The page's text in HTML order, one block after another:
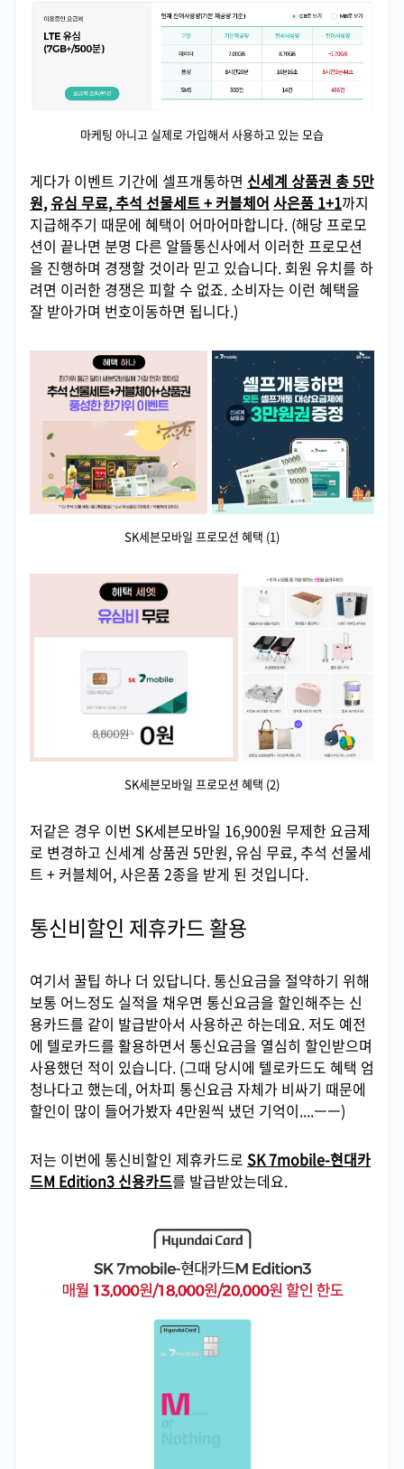
마케팅 아니고 실제로 가입해서 사용하고 있는 모습
게다가 이벤트 기간에 셀프개통하면 신세계 상품권 총 5만
원,유심 무료,추석 선물세트 + 커블체어 사은품 1+1까지
지급해주기 때문에 혜택이 어마어마합니다. (해당 프로모
션이 끝나면 분명 다른 알뜰통신사에서 이러한 프로모션
을 진행하며 경쟁할 것이라 믿고 있습니다. 회원 유치를 하
려면 이러한 경쟁은 피할 수 없죠. 소비자는 이런 혜택을
잘 받아가며 번호이동하면 됩니다.)
SK세븐모바일 프로모션 혜택 (1)
SK세븐모바일 프로모션 혜택 (2)
저같은 경우 이번 SK세븐모바일 16,900원 무제한 요금제
로 변경하고 신세계 상품권 5만원, 유심 무료, 추석 선물세
트 + 커블체어, 사은품 2종을 받게 된 것입니다.
통신비할인 제휴카드 활용
여기서 꿀팁 하나 더 있답니다. 통신요금을 절약하기 위해
보통 어느정도 실적을 채우면 통신요금을 할인해주는 신
용카드를 같이 발급받아서 사용하곤 하는데요. 저도 예전
에 텔로카드를 활용하면서 통신요금을 열심히 할인받으며
사용했던 적이 있습니다. (그때 당시에 텔로카드도 혜택 엄
청나다고 했는데, 어차피 통신요금 자체가 비싸기 때문에
할인이 많이 들어가봤자 4만원씩 냈던 기억이....ㅡㅡ)
저는 이번에 통신비할인 제휴카드로 SK 7mobile-현대카
드M Edition3 신용카드를 발급받았는데요.